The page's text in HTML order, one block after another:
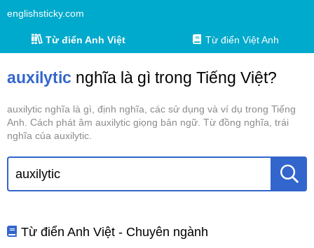
englishsticky.com
Từ điển Anh Việt Từ điển Việt Anh
auxilytic nghĩa là gì trong Tiếng Việt?
auxilytic nghĩa là gì, định nghĩa, các sử dụng và ví dụ trong Tiếng
Anh. Cách phát âm auxilytic giọng bản ngữ. Từ đồng nghĩa, trái
nghĩa của auxilytic.
Từ điển Anh Việt - Chuyên ngành